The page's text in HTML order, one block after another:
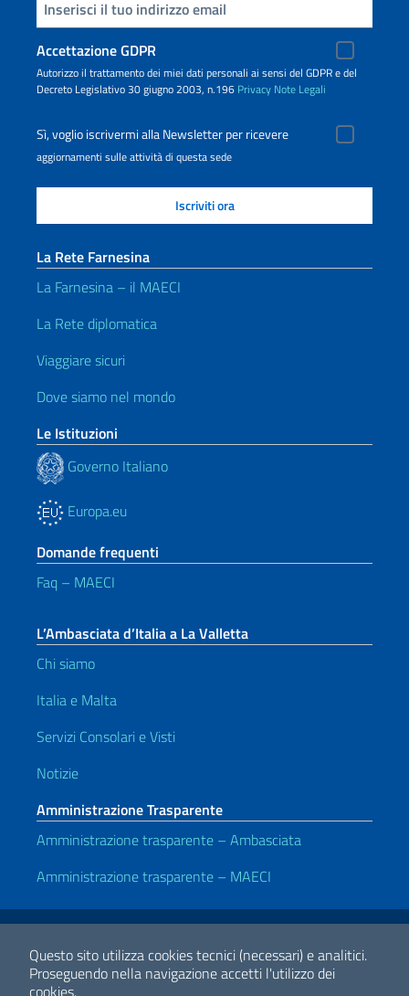
Questo sito utilizza cookies tecnici (necessari) e analitici.
Proseguendo nella navigazione accetti l'utilizzo dei
cookies.
Inserisci la tua email
Accettazione GDPR
Autorizzo il trattamento dei miei dati personali ai sensi del GDPR e del
Decreto Legislativo 30 giugno 2003, n.196 Privacy Note Legali
Sì, voglio iscrivermi alla Newsletter per ricevere
aggiornamenti sulle attività di questa sede
La Rete Farnesina
La Farnesina – il MAECI
La Rete diplomatica
Viaggiare sicuri
Dove siamo nel mondo
Le Istituzioni
Governo Italiano
Europa.eu
Domande frequenti
Faq – MAECI
L’Ambasciata d’Italia a La Valletta
Chi siamo
Italia e Malta
Servizi Consolari e Visti
Notizie
Amministrazione Trasparente
Amministrazione trasparente – Ambasciata
Amministrazione trasparente – MAECI
Link Utili